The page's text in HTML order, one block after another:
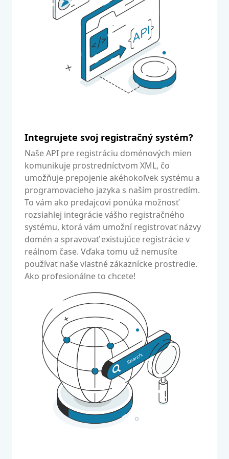
Integrujete svoj registračný systém?
Naše API pre registráciu doménových mien
komunikuje prostredníctvom XML, čo
umožňuje prepojenie akéhokoľvek systému a
programovacieho jazyka s naším prostredím.
To vám ako predajcovi ponúka možnosť
rozsiahlej integrácie vášho registračného
systému, ktorá vám umožní registrovať názvy
domén a spravovať existujúce registrácie v
reálnom čase. Vďaka tomu už nemusíte
používať naše vlastné zákaznícke prostredie.
Ako profesionálne to chcete!